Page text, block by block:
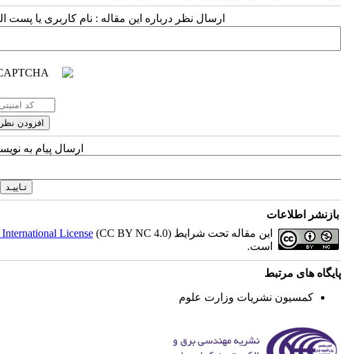
ارسال نظر درباره این مقاله : نام کاربری یا پست
ارسال پیام به
بازنشر اطلاعات
این مقاله تحت شرایط
License
است.
پایگاه های مرتبط
کمسیون نشریات وزارت علوم